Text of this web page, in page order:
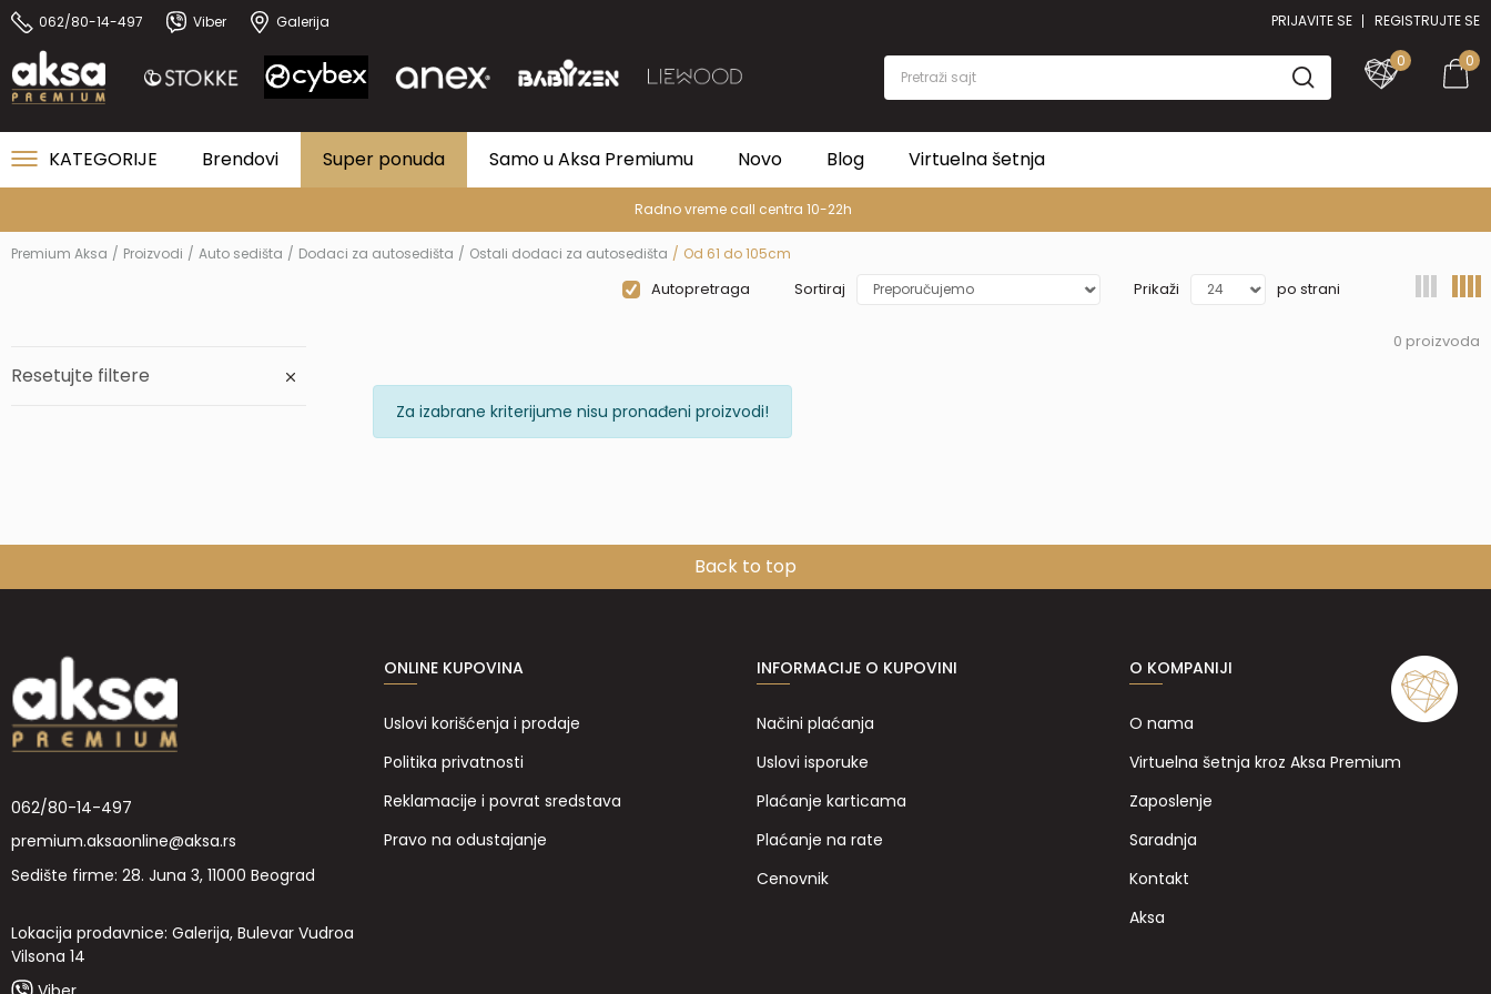
062/80-14-497 Viber Galerija PRIJAVITE SE REGISTRUJTE SE
Pretraži sajt
0
0
KATEGORIJE Brendovi Super ponuda Samo u Aksa Premiumu Novo Blog Virtuelna šetnja
Radno vreme call centra 10-22h
Premium Aksa Proizvodi Auto sedišta Dodaci za autosedišta Ostali dodaci za autosedišta Od 61 do 105cm
Autopretraga Sortiraj Prikaži po strani
Resetujte filtere
0 proizvoda
Za izabrane kriterijume nisu pronađeni proizvodi!
Back to top
062/80-14-497
premium.aksaonline@aksa.rs
Sedište firme: 28. Juna 3, 11000 Beograd
Lokacija prodavnice: Galerija, Bulevar Vudroa
Vilsona 14
ONLINE KUPOVINA
Uslovi korišćenja i prodaje
Politika privatnosti
Reklamacije i povrat sredstava
Pravo na odustajanje
INFORMACIJE O KUPOVINI
Načini plaćanja
Uslovi isporuke
Plaćanje karticama
Plaćanje na rate
Cenovnik
O KOMPANIJI
O nama
Virtuelna šetnja kroz Aksa Premium
Zaposlenje
Saradnja
Kontakt
Aksa